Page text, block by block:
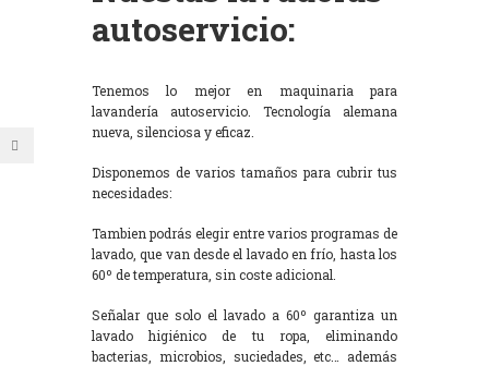
autoservicio:
Tenemos lo mejor en maquinaria para
lavandería autoservicio. Tecnología alemana
nueva, silenciosa y eficaz.
Disponemos de varios tamaños para cubrir tus
necesidades:
Tambien podrás elegir entre varios programas de
lavado, que van desde el lavado en frío, hasta los
60º de temperatura, sin coste adicional.
Señalar que solo el lavado a 60º garantiza un
lavado higiénico de tu ropa, eliminando
bacterias, microbios, suciedades, etc… además